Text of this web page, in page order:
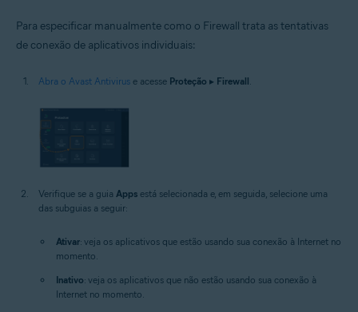
Para especificar manualmente como o Firewall trata as tentativas
de conexão de aplicativos individuais:
Abra o Avast Antivirus e acesse Proteção ▸ Firewall.
Verifique se a guia Apps está selecionada e, em seguida, selecione uma
das subguias a seguir:
Ativar: veja os aplicativos que estão usando sua conexão à Internet no
momento.
Inativo: veja os aplicativos que não estão usando sua conexão à
Internet no momento.